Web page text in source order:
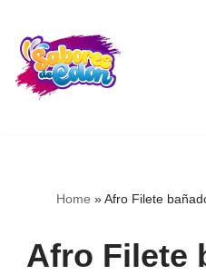
Skip
to
content
Home »Afro Filete
Afro Filete